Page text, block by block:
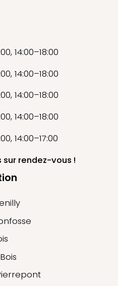
14:00–18:00
14:00–18:00
14:00–18:00
14:00–18:00
14:00–17:00
sur rendez-vous !